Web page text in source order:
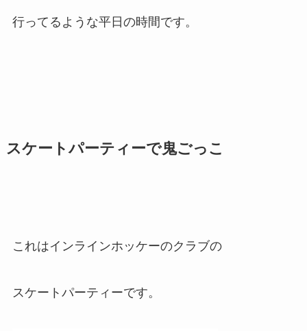
行ってるような平日の時間です。
スケートパーティーで鬼ごっこ
これはインラインホッケーのクラブの
スケートパーティーです。